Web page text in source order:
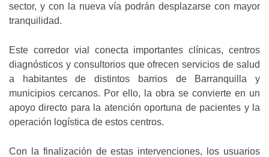
sector, y con la nueva vía podrán desplazarse con mayor
tranquilidad.
Este corredor vial conecta importantes clínicas, centros
diagnósticos y consultorios que ofrecen servicios de salud
a habitantes de distintos barrios de Barranquilla y
municipios cercanos. Por ello, la obra se convierte en un
apoyo directo para la atención oportuna de pacientes y la
operación logística de estos centros.
Con la finalización de estas intervenciones, los usuarios